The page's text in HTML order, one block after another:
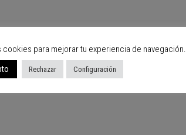
cookies para mejorar tu experiencia de navegación.
Rechazar Configuración